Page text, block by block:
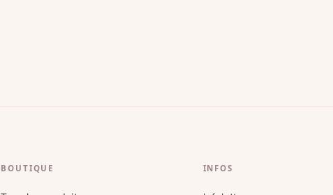
BOUTIQUE INFOS